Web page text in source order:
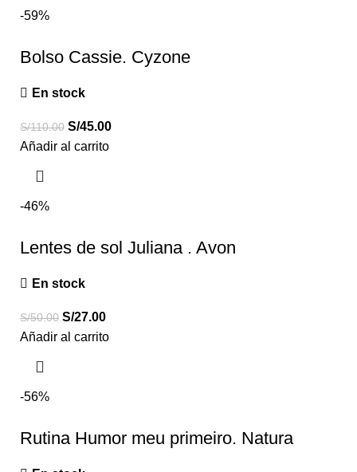
-59%
Bolso Cassie. Cyzone
En stock
S/110.00 S/45.00
Añadir al carrito
-46%
Lentes de sol Juliana . Avon
En stock
S/50.00 S/27.00
Añadir al carrito
-56%
Rutina Humor meu primeiro. Natura